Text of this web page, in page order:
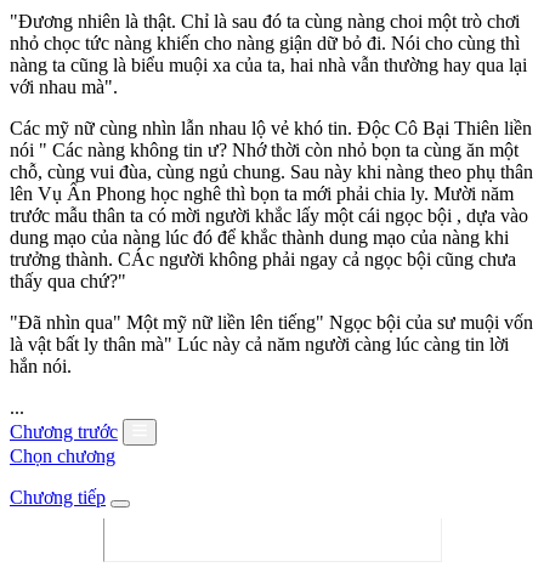
"Đương nhiên là thật. Chỉ là sau đó ta cùng nàng choi một trò chơi
nhỏ chọc tức nàng khiến cho nàng giận dữ bỏ đi. Nói cho cùng thì
nàng ta cũng là biểu muội xa của ta, hai nhà vẫn thường hay qua lại
với nhau mà".
Các mỹ nữ cùng nhìn lẫn nhau lộ vẻ khó tin. Độc Cô Bại Thiên liền
nói " Các nàng không tin ư? Nhớ thời còn nhỏ bọn ta cùng ăn một
chỗ, cùng vui đùa, cùng ngủ chung. Sau này khi nàng theo phụ thân
lên Vụ Ẩn Phong học nghê thì bọn ta mới phải chia ly. Mười năm
trước mẫu thân ta có mời người khắc lấy một cái ngọc bội , dựa vào
dung mạo của nàng lúc đó để khắc thành dung mạo của nàng khi
trưởng thành. CÁc người không phải ngay cả ngọc bội cũng chưa
thấy qua chứ?"
"Đã nhìn qua" Một mỹ nữ liền lên tiếng" Ngọc bội của sư muội vốn
là vật bất ly thân mà" Lúc này cả năm người càng lúc càng tin lời
hắn nói.
...
Chương trước
Chọn chương
Chương tiếp